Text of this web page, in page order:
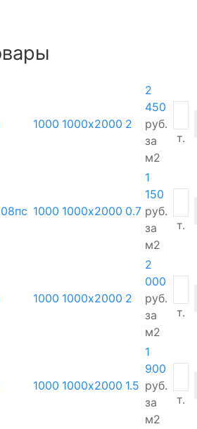
1000 1000х2000 2
2
450
руб.
за
м2
т.
08пс 1000 1000х2000 0.7
1
150
руб.
за
м2
т.
1000 1000х2000 2
2
000
руб.
за
м2
т.
1000 1000х2000 1.5
1
900
руб.
за
м2
т.